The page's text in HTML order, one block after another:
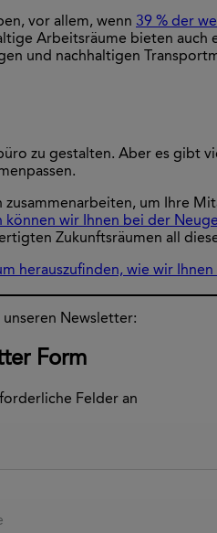
vor allem, wenn 39 % der
Arbeitsräume bieten
und nachhaltigen
zu gestalten. Aber es
um Ihre
wir Ihnen bei der
Zukunftsräumen all
herauszufinden, wie wir
unseren Newsletter:
Form
Felder an